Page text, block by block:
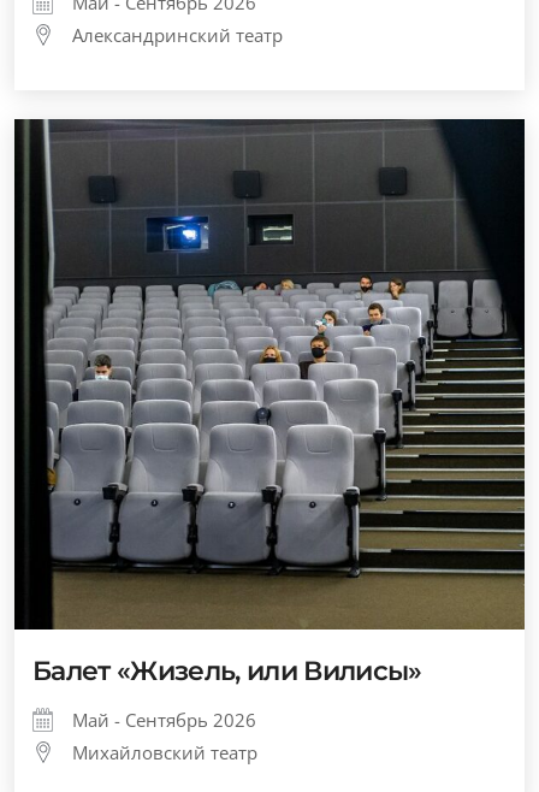
Александринский театр
Балет «Жизель, или Вилисы»
Май - Сентябрь 2026
Михайловский театр